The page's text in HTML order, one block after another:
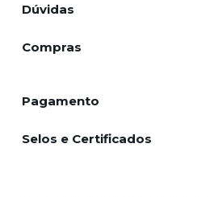
Dúvidas
Compras
Pagamento
Selos e Certificados